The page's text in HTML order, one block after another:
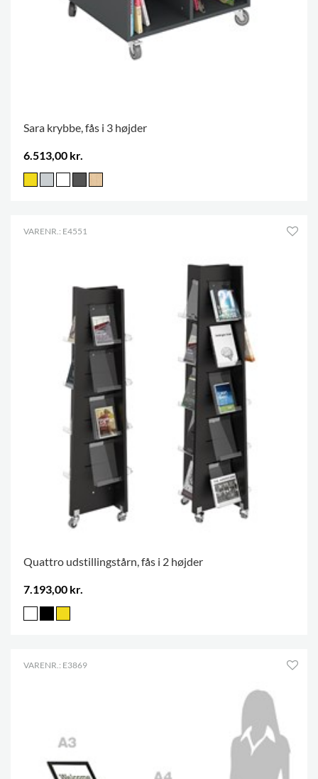
Sara krybbe, fås i 3 højder
6.513,00 kr.
VARENR.: E4551
Quattro udstillingstårn, fås i 2 højder
7.193,00 kr.
VARENR.: E3869